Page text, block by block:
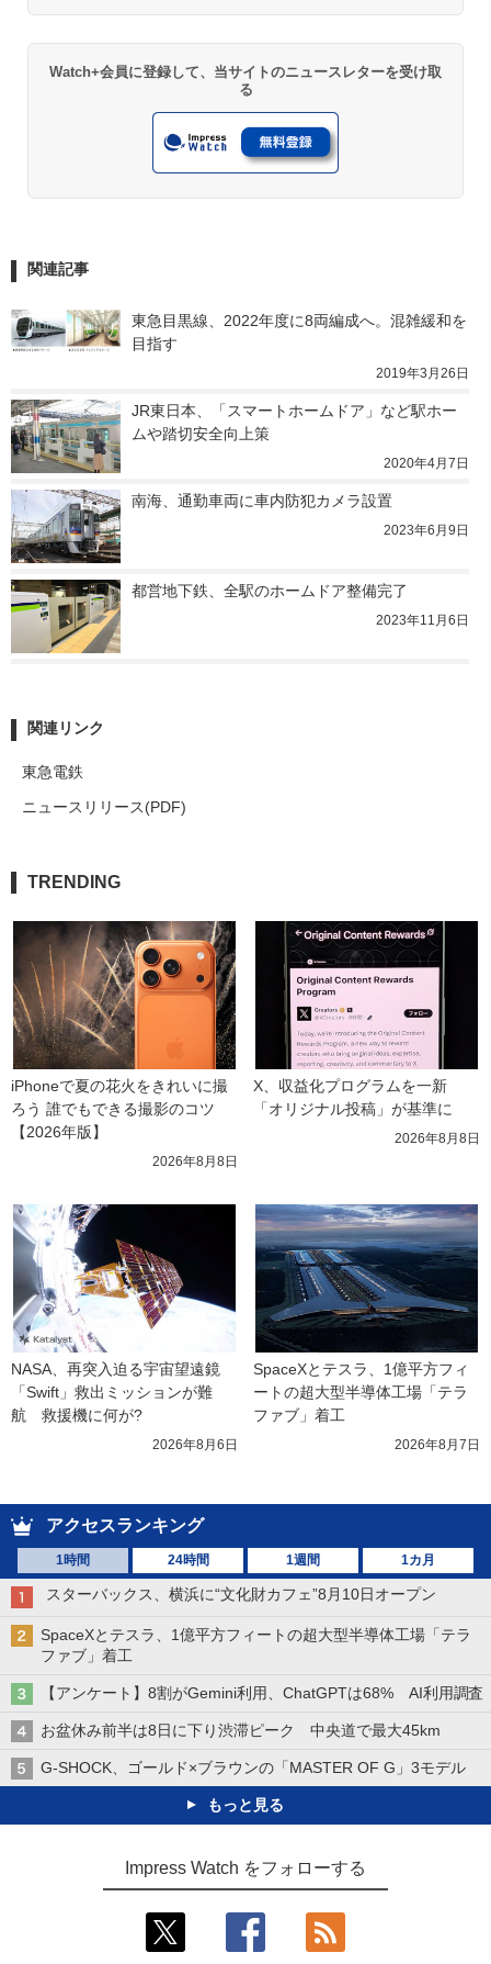
Watch+会員に登録して、当サイトのニュースレターを受け取
る
関連記事
東急目黒線、2022年度に8両編成へ。混雑緩和を
目指す
2019年3月26日
JR東日本、「スマートホームドア」など駅ホー
ムや踏切安全向上策
2020年4月7日
南海、通勤車両に車内防犯カメラ設置
2023年6月9日
都営地下鉄、全駅のホームドア整備完了
2023年11月6日
関連リンク
東急電鉄
ニュースリリース(PDF)
TRENDING
iPhoneで夏の花火をきれいに撮
ろう 誰でもできる撮影のコツ
【2026年版】
2026年8月8日
X、収益化プログラムを一新
「オリジナル投稿」が基準に
2026年8月8日
NASA、再突入迫る宇宙望遠鏡
「Swift」救出ミッションが難
航　救援機に何が?
2026年8月6日
SpaceXとテスラ、1億平方フィ
ートの超大型半導体工場「テラ
ファブ」着工
2026年8月7日
アクセスランキング
1時間 24時間 1週間 1カ月
スターバックス、横浜に“文化財カフェ”8月10日オープン
SpaceXとテスラ、1億平方フィートの超大型半導体工場「テラ
ファブ」着工
【アンケート】8割がGemini利用、ChatGPTは68% AI利用調査
お盆休み前半は8日に下り渋滞ピーク 中央道で最大45km
G-SHOCK、ゴールド×ブラウンの「MASTER OF G」3モデル
もっと見る
Impress Watch をフォローする